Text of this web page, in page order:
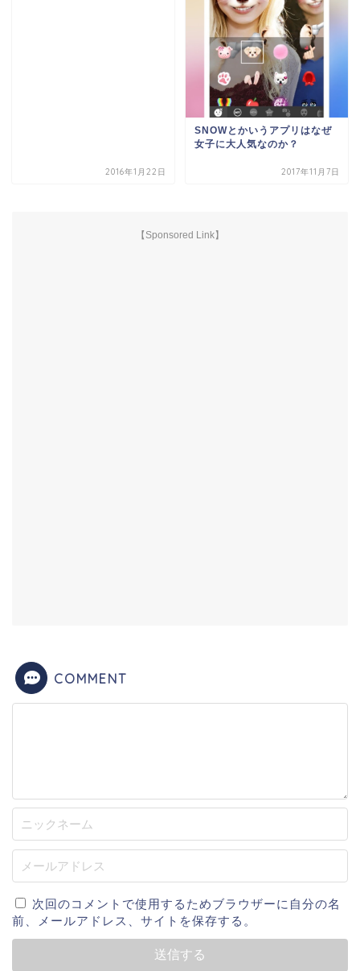
2016年1月22日
SNOWとかいうアプリはなぜ
女子に大人気なのか？
2017年11月7日
【Sponsored Link】
COMMENT
次回のコメントで使用するためブラウザーに自分の名
前、メールアドレス、サイトを保存する。